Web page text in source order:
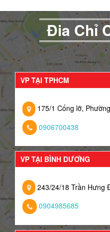
Đia Chỉ
VP TẠI TPHCM
175/1 Cống lỡ,
0906700438
VP TẠI BÌNH DƯƠNG
243/24/18 Trần Hưng
0904985685